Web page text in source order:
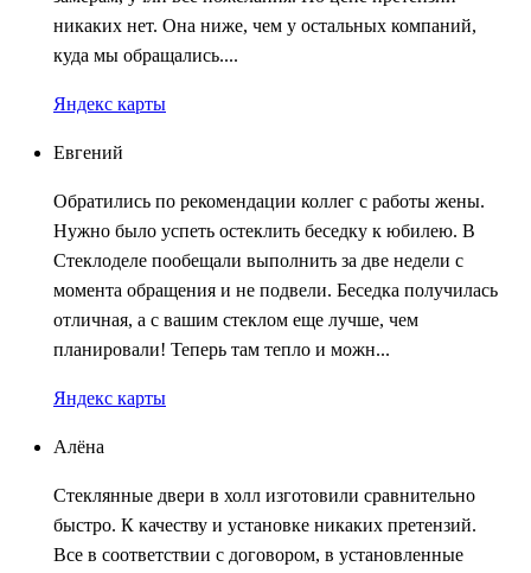
никаких нет. Она ниже, чем у остальных компаний,
куда мы обращались....
Яндекс карты
Евгений
Обратились по рекомендации коллег с работы жены.
Нужно было успеть остеклить беседку к юбилею. В
Стеклоделе пообещали выполнить за две недели с
момента обращения и не подвели. Беседка получилась
отличная, а с вашим стеклом еще лучше, чем
планировали! Теперь там тепло и можн...
Яндекс карты
Алёна
Стеклянные двери в холл изготовили сравнительно
быстро. К качеству и установке никаких претензий.
Все в соответствии с договором, в установленные